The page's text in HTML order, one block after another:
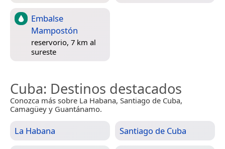
Embalse
Mampostón
reservorio, 7 km al
sureste
Cuba: Destinos destacados
Conozca más sobre La Habana, Santiago de Cuba,
Camagüey y Guantánamo.
La Habana Santiago de Cuba